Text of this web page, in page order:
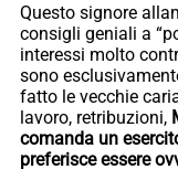
Questo signore
consigli geniali a
interessi molto
sono
fatto le vecchie
lavoro, retribuzioni,
comanda un
preferisce essere